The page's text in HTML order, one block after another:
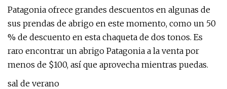
Patagonia ofrece grandes descuentos en algunas de
sus prendas de abrigo en este momento, como un 50
% de descuento en esta chaqueta de dos tonos. Es
raro encontrar un abrigo Patagonia a la venta por
menos de $100, así que aprovecha mientras puedas.
sal de verano